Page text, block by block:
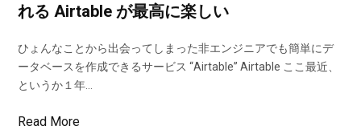
れる Airtable が最高に楽しい
ひょんなことから出会ってしまった非エンジニアでも簡単にデ
ータベースを作成できるサービス “Airtable” Airtable ここ最近、
というか１年…
Read More